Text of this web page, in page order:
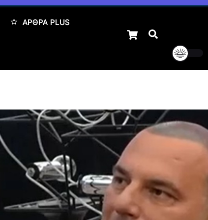
Cart
ΆΡΘΡΑ PLUS